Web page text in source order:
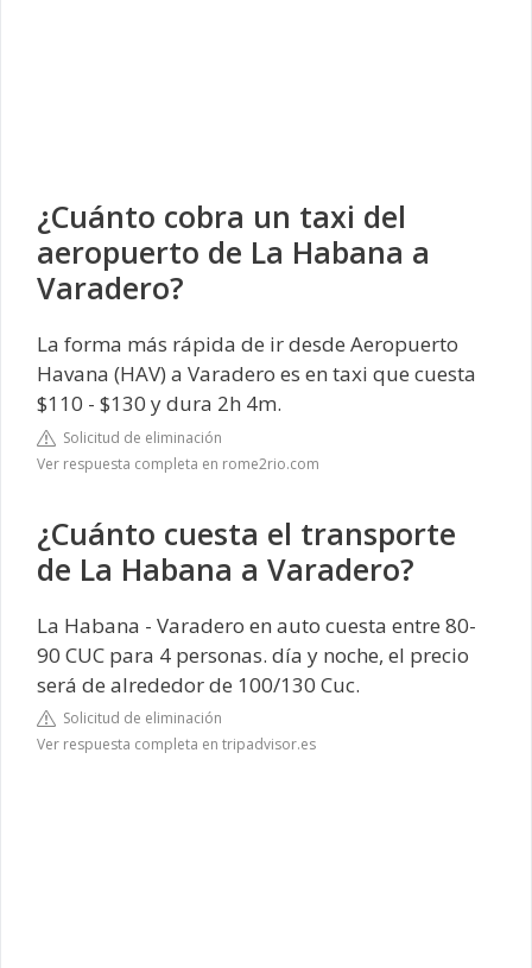
¿Cuánto cobra un taxi del
aeropuerto de La Habana a
Varadero?
La forma más rápida de ir desde Aeropuerto
Havana (HAV) a Varadero es en taxi que cuesta
$110 - $130 y dura 2h 4m.
Solicitud de eliminación
Ver respuesta completa en rome2rio.com
¿Cuánto cuesta el transporte
de La Habana a Varadero?
La Habana - Varadero en auto cuesta entre 80-
90 CUC para 4 personas. día y noche, el precio
será de alrededor de 100/130 Cuc.
Solicitud de eliminación
Ver respuesta completa en tripadvisor.es